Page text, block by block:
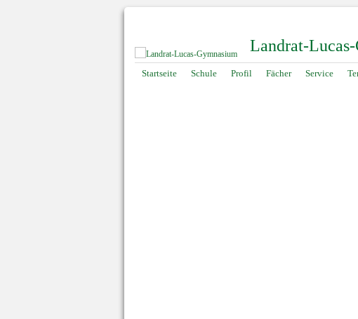
Landrat-
Navigation
Startseite Schule Profil Fächer Service